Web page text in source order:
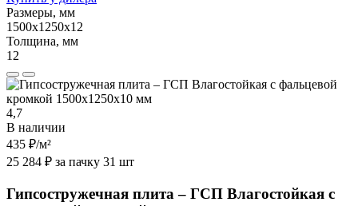
Размеры, мм
1500х1250х12
Толщина, мм
12
4,7
В наличии
435 ₽/м²
25 284 ₽ за пачку 31 шт
Гипсостружечная плита – ГСП Влагостойкая с